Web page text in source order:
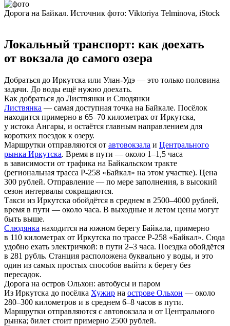
Дорога на Байкал. Источник фото: Viktoriya Telminova, iStock
Локальный транспорт: как доехать
от вокзала до самого озера
Добраться до Иркутска или Улан-Удэ — это только половина
задачи. До воды ещё нужно доехать.
Как добраться до Листвянки и Слюдянки
Листвянка — самая доступная точка на Байкале. Посёлок
находится примерно в 65–70 километрах от Иркутска,
у истока Ангары, и остаётся главным направлением для
коротких поездок к озеру.
Маршрутки отправляются от автовокзала и Центрального
рынка Иркутска. Время в пути — около 1–1,5 часа
в зависимости от трафика на Байкальском тракте
(региональная трасса Р-258 «Байкал» на этом участке). Цена
300 рублей. Отправление — по мере заполнения, в высокий
сезон интервалы сокращаются.
Такси из Иркутска обойдётся в среднем в 2500–4000 рублей,
время в пути — около часа. В выходные и летом цены могут
быть выше.
Слюдянка находится на южном берегу Байкала, примерно
в 110 километрах от Иркутска по трассе Р-258 «Байкал». Сюда
удобно ехать электричкой: в пути 2–3 часа. Поездка обойдётся
в 281 рубль. Станция расположена буквально у воды, и это
один из самых простых способов выйти к берегу без
пересадок.
Дорога на остров Ольхон: автобусы и паром
Из Иркутска до посёлка Хужир на острове Ольхон — около
280–300 километров и в среднем 6–8 часов в пути.
Маршрутки отправляются с автовокзала и от Центрального
рынка; билет стоит примерно 2500 рублей.